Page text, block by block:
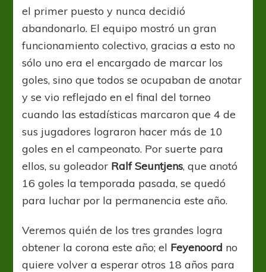
el primer puesto y nunca decidió
abandonarlo. El equipo mostró un gran
funcionamiento colectivo, gracias a esto no
sólo uno era el encargado de marcar los
goles, sino que todos se ocupaban de anotar
y se vio reflejado en el final del torneo
cuando las estadísticas marcaron que 4 de
sus jugadores lograron hacer más de 10
goles en el campeonato. Por suerte para
ellos, su goleador Ralf Seuntjens, que anotó
16 goles la temporada pasada, se quedó
para luchar por la permanencia este año.
Veremos quién de los tres grandes logra
obtener la corona este año; el Feyenoord no
quiere volver a esperar otros 18 años para